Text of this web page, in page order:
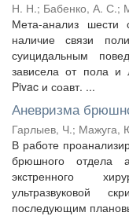
Н. Н.; Бабенко, А. С.;
Мета-анализ шести
наличие связи
суицидальным
зависела от пола и
Pivac и соавт. ...
Аневризма
Гарлыев, Ч.; Мажуга,
В работе
брюшного отдела
экстренного
ультразвуковой
последующим